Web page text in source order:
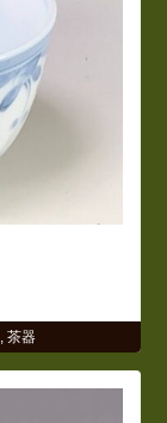
,茶器